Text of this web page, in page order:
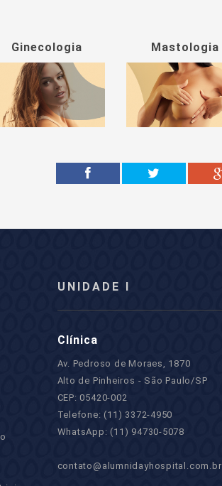
Ginecologia Mastologia
UNIDADE I
Clínica
Av. Pedroso de Moraes, 1870
Alto de Pinheiros - São Paulo/SP
CEP: 05420-002
Telefone: (11) 3372-4950
WhatsApp: (11) 94730-5078
contato@alumnidayhospital.com.br